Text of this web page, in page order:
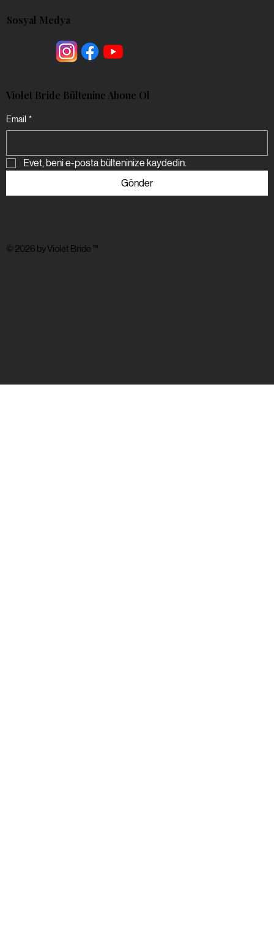
Sosyal Medya
Violet Bride Bültenine Abone Ol
Email *
Evet, beni e-posta bülteninize kaydedin.
Gönder
© 2026 by Violet Bride ™